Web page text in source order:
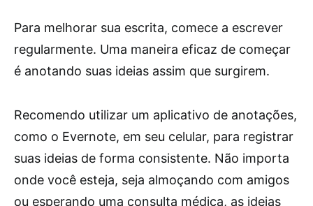
Para melhorar sua escrita, comece a escrever
regularmente. Uma maneira eficaz de começar
é anotando suas ideias assim que surgirem.
Recomendo utilizar um aplicativo de anotações,
como o Evernote, em seu celular, para registrar
suas ideias de forma consistente. Não importa
onde você esteja, seja almoçando com amigos
ou esperando uma consulta médica, as ideias